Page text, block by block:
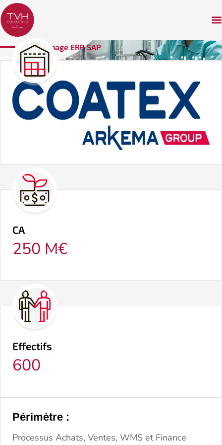
Témoignage ERP SAP
Coatex Arkema gagne en visibilité
et réactivité avec l’ERP
Cadexpress Chemicals
CA
250 M€
Effectifs
600
Périmètre :
Processus Achats, Ventes, WMS et Finance